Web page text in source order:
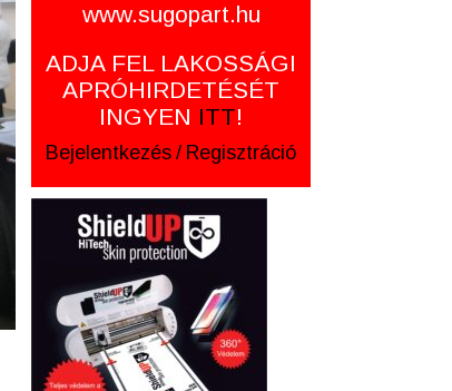
www.sugopart.hu
ADJA FEL LAKOSSÁGI
APRÓHIRDETÉSÉT
INGYEN ITT!
Bejelentkezés / Regisztráció